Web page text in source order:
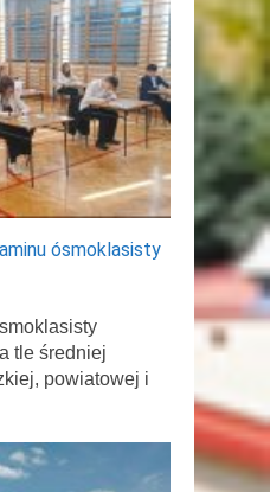
ósmoklasisty
tle średniej
powiatowej i